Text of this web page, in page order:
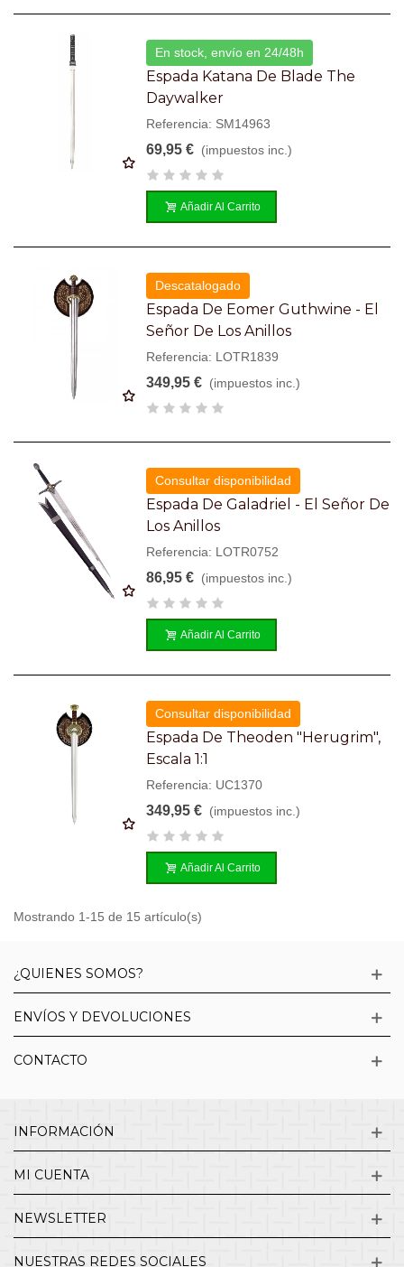
En stock, envío en 24/48h
Espada Katana De Blade The
Daywalker
Referencia: SM14963
69,95 € (impuestos inc.)
Añadir Al Carrito
Descatalogado
Espada De Eomer Guthwine - El
Señor De Los Anillos
Referencia: LOTR1839
349,95 € (impuestos inc.)
Consultar disponibilidad
Espada De Galadriel - El Señor De
Los Anillos
Referencia: LOTR0752
86,95 € (impuestos inc.)
Añadir Al Carrito
Consultar disponibilidad
Espada De Theoden "Herugrim",
Escala 1:1
Referencia: UC1370
349,95 € (impuestos inc.)
Añadir Al Carrito
Mostrando 1-15 de 15 artículo(s)
¿QUIENES SOMOS?
ENVÍOS Y DEVOLUCIONES
CONTACTO
INFORMACIÓN
MI CUENTA
NEWSLETTER
NUESTRAS REDES SOCIALES